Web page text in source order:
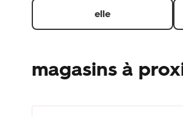
elle
magasins à